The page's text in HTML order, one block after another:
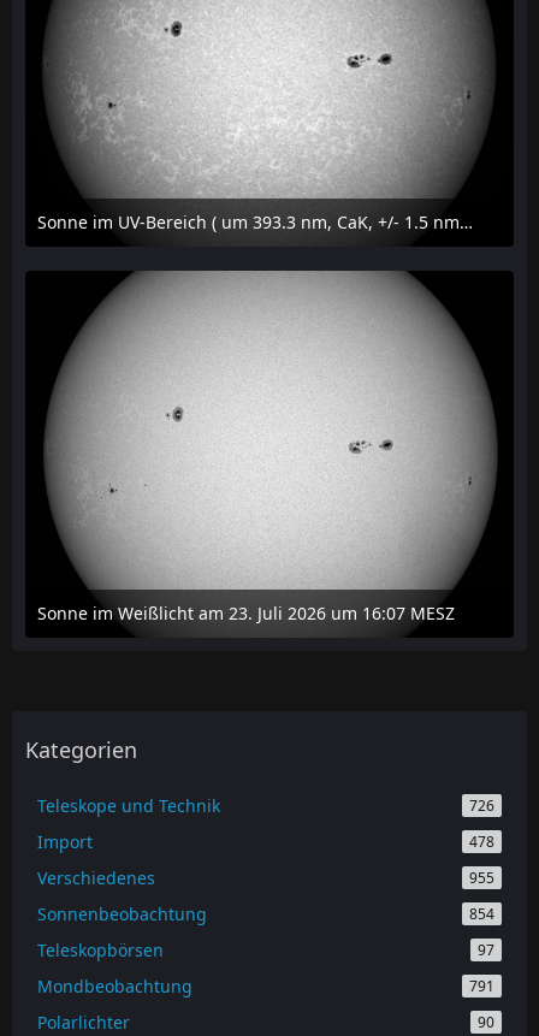
Sonne im UV-Bereich ( um 393.3 nm, CaK, +/- 1.5 nm) am 23. Juli 2026 um 16:15 MESZ
24. Juli 2026 um 20:42
Sonne im Weißlicht am 23. Juli 2026 um 16:07 MESZ
24. Juli 2026 um 20:42
Kategorien
Teleskope und Technik 726
Import 478
Verschiedenes 955
Sonnenbeobachtung 854
Teleskopbörsen 97
Mondbeobachtung 791
Polarlichter 90